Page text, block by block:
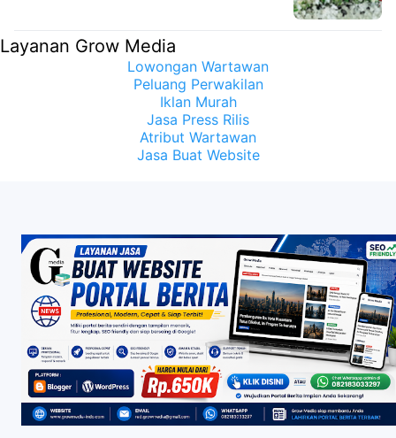
Layanan Grow Media
Lowongan Wartawan
Peluang Perwakilan
Iklan Murah
Jasa Press Rilis
Atribut Wartawan
Jasa Buat Website